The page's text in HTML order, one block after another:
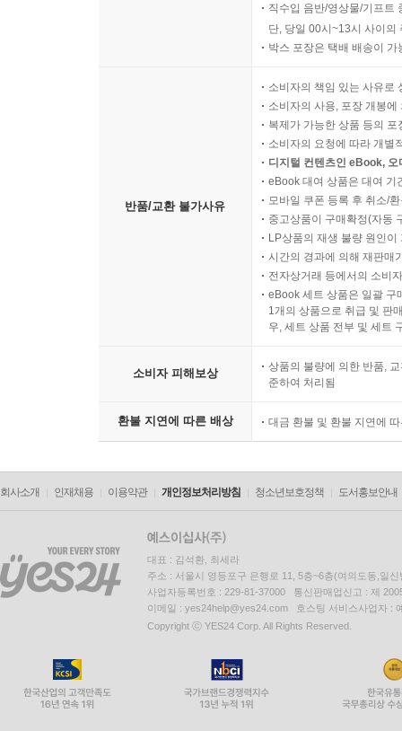
직수입 음반/영상물/기프트
단, 당일 00시~13시 사이의
박스 포장은 택배 배송이
반품/교환 불가사유
소비자의 책임 있는 사유로
소비자의 사용, 포장 개봉
복제가 가능한 상품 등의
소비자의 요청에 따라 개별
디지털 컨텐츠인 eBook,
eBook 대여 상품은 대여 기
모바일 쿠폰 등록 후 취소/
중고상품이 구매확정(자동
LP상품의 재생 불량 원인
시간의 경과에 의해 재판매
전자상거래 등에서의 소비
eBook 세트 상품은 일괄 구
1개의 상품으로 취급 및 판
우, 세트 상품 전부 및 세트
소비자 피해보상
상품의 불량에 의한 반품,
준하여 처리됨
환불 지연에 따른 배상 대금 환불 및 환불 지연에
회사소개 인재채용 이용약관 개인정보처리방침 청소년보호정책 도서홍보안내
대표 : 김석환, 최세라
주소 : 서울시 영등포구 은행로 11, 5층~6층(여의도동,일신
사업자등록번호 : 229-81-37000 통신판매업신고 : 제
이메일 : yes24help@yes24.com 호스팅 서비스사업자 :
Copyright ⓒ YES24 Corp. All Rights Reserved.